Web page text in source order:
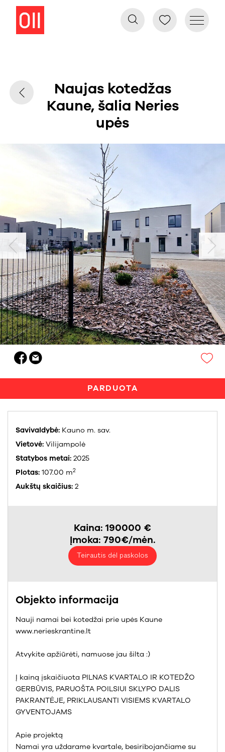
Naujas kotedžas
Kaune, šalia Neries
upės
PARDUOTA
Savivaldybė: Kauno m. sav.
Vietovė: Vilijampolė
Statybos metai: 2025
Plotas: 107.00 m2
Aukštų skaičius: 2
Kaina: 190000 €
Įmoka: 790€/mėn.
Teirautis dėl paskolos
Objekto informacija
Nauji namai bei kotedžai prie upės Kaune
www.nerieskrantine.lt
Atvykite apžiūrėti, namuose jau šilta :)
Į kainą įskaičiuota PILNAS KVARTALO IR KOTEDŽO
GERBŪVIS, PARUOŠTA POILSIUI SKLYPO DALIS
PAKRANTĖJE, PRIKLAUSANTI VISIEMS KVARTALO
GYVENTOJAMS
Apie projektą
Namai yra uždarame kvartale, besiribojančiame su